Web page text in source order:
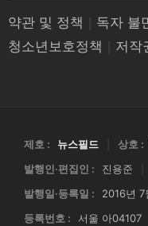
약관 및 정책 독자 불
청소년보호정책
저작
제호 : 뉴스필드 상호 :
발행인·편집인 :
진용준
발행일·등록일 :
2016년 7
등록번호 :
서울 아04107